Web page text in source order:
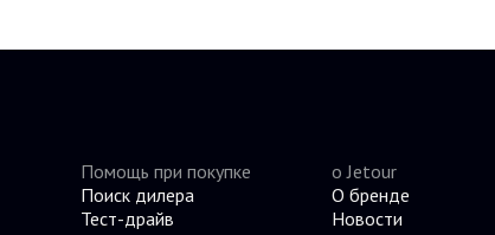
Помощь при покупке
Поиск дилера
Тест-драйв
о Jetour
О бренде
Новости